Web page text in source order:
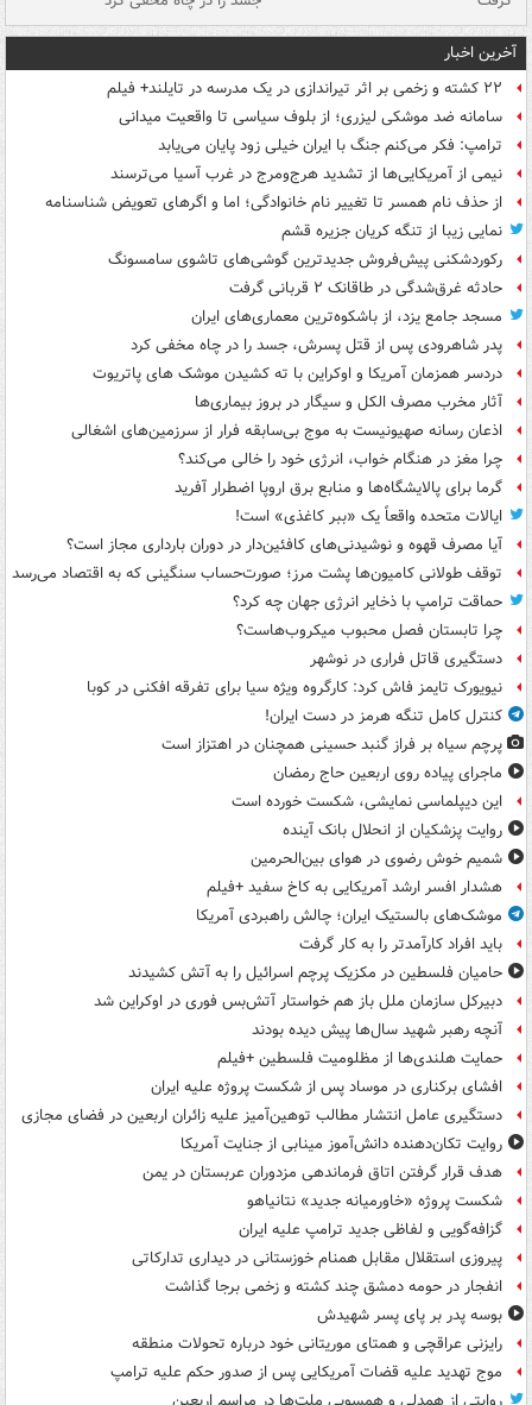
آخرین اخبار
۲۲ کشته و زخمی بر اثر تیراندازی در یک مدرسه در تایلند+ فیلم
سامانه ضد موشکی لیزری؛ از بلوف سیاسی تا واقعیت میدانی
ترامپ: فکر می‌کنم جنگ با ایران خیلی زود پایان می‌یابد
نیمی از آمریکایی‌ها از تشدید هرج‌ومرج در غرب آسیا می‌ترسند
از حذف نام همسر تا تغییر نام خانوادگی؛ اما و اگرهای تعویض شناسنامه
نمایی زیبا از تنگه کریان جزیره قشم
رکوردشکنی پیش‌فروش جدیدترین گوشی‌های تاشوی سامسونگ
حادثه غرق‌شدگی در طاقانک ۲ قربانی گرفت
مسجد جامع یزد، از باشکوه‌ترین معماری‌های ایران
پدر شاهرودی پس از قتل پسرش، جسد را در چاه مخفی کرد
دردسر همزمان آمریکا و اوکراین با ته کشیدن موشک های پاتریوت
آثار مخرب مصرف الکل و سیگار در بروز بیماری‌ها
اذعان رسانه صهیونیست به موج بی‌سابقه فرار از سرزمین‌های اشغالی
چرا مغز در هنگام خواب، انرژی خود را خالی می‌کند؟
گرما برای پالایشگاه‌ها و منابع برق اروپا اضطرار آفرید
ایالات متحده واقعاً یک «ببر کاغذی» است!
آیا مصرف قهوه و نوشیدنی‌های کافئین‌دار در دوران بارداری مجاز است؟
توقف طولانی کامیون‌ها پشت مرز؛ صورت‌حساب سنگینی که به اقتصاد می‌رسد
حماقت ترامپ با ذخایر انرژی جهان چه کرد؟
چرا تابستان فصل محبوب میکروب‌هاست؟
دستگیری قاتل فراری در نوشهر
نیویورک تایمز فاش کرد: کارگروه ویژه سیا برای تفرقه افکنی در کوبا
کنترل کامل تنگه هرمز در دست ایران!
پرچم سیاه بر فراز گنبد حسینی همچنان در اهتزاز است
ماجرای پیاده روی اربعین حاج رمضان
این دیپلماسی نمایشی، شکست خورده است
روایت پزشکیان از انحلال بانک آینده
شمیم خوش رضوی در هوای بین‌الحرمین
هشدار افسر ارشد آمریکایی به کاخ سفید +فیلم
موشک‌های بالستیک ایران؛ چالش راهبردی آمریکا
باید افراد کارآمدتر را به کار گرفت
حامیان فلسطین در مکزیک پرچم اسرائیل را به آتش کشیدند
دبیرکل سازمان ملل باز هم خواستار آتش‌بس فوری در اوکراین شد
آنچه رهبر شهید سال‌ها پیش دیده بودند
حمایت هلندی‌ها از مظلومیت فلسطین +فیلم
افشای برکناری در موساد پس از شکست پروژه علیه ایران
دستگیری عامل انتشار مطالب توهین‌آمیز علیه زائران اربعین در فضای مجازی
روایت تکان‌دهنده دانش‌آموز مینابی از جنایت آمریکا
هدف قرار گرفتن اتاق‌ فرماندهی مزدوران عربستان در یمن
شکست پروژه «خاورمیانه جدید» نتانیاهو
گزافه‌گویی و لفاظی جدید ترامپ علیه ایران
پیروزی استقلال مقابل همنام خوزستانی در دیداری تدارکاتی
انفجار در حومه دمشق چند کشته و زخمی برجا گذاشت
بوسه‌ پدر بر پای پسر شهیدش
رایزنی عراقچی و همتای موریتانی خود درباره تحولات منطقه
موج تهدید علیه قضات آمریکایی پس از صدور حکم علیه ترامپ